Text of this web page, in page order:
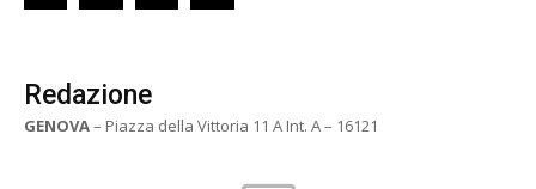
Redazione
GENOVA– Piazza della Vittoria 11 A Int. A – 16121